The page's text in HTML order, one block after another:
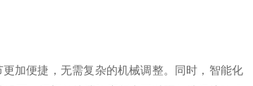
加便捷，无需复杂的机械调整。同时，智能化